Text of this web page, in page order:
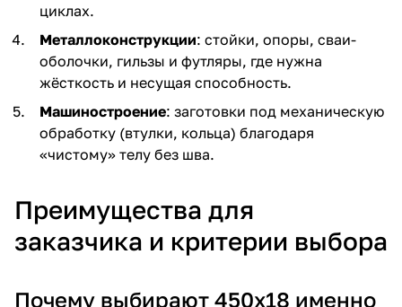
циклах.
Металлоконструкции: стойки, опоры, сваи-
оболочки, гильзы и футляры, где нужна
жёсткость и несущая способность.
Машиностроение: заготовки под механическую
обработку (втулки, кольца) благодаря
«чистому» телу без шва.
Преимущества для
заказчика и критерии выбора
Почему выбирают 450х18 именно